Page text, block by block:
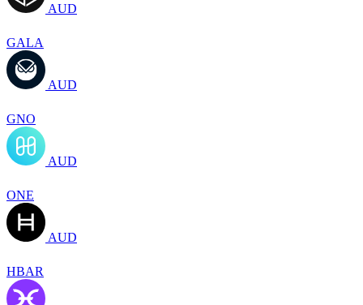
AUD
GALA
AUD
GNO
AUD
ONE
AUD
HBAR